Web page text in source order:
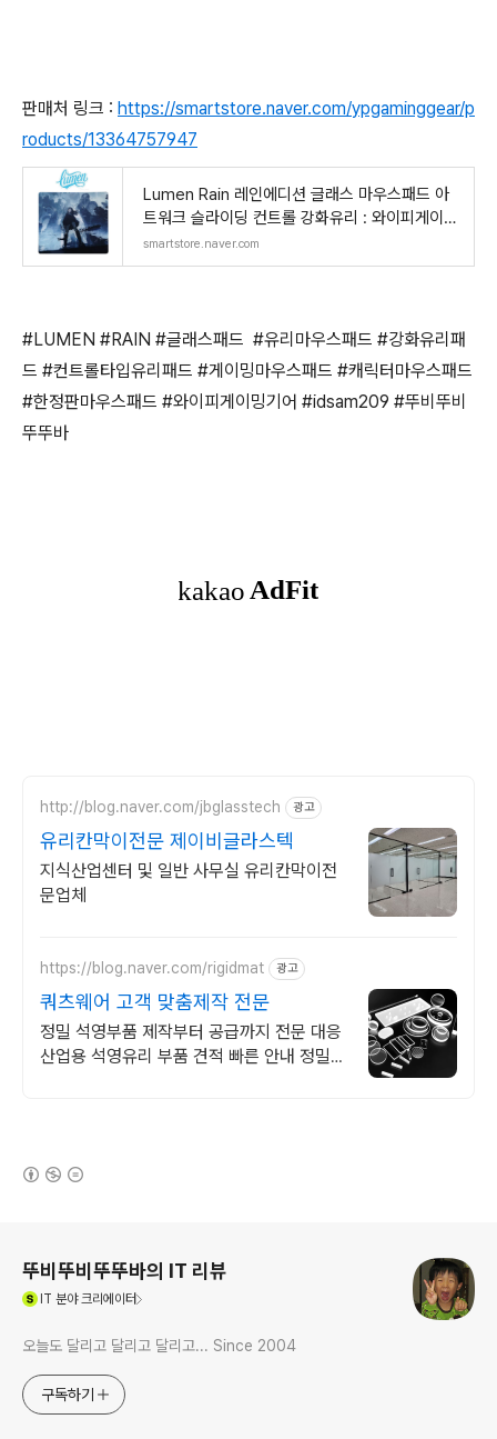
판매처 링크 : https://smartstore.naver.com/ypgaminggear/p
roducts/13364757947
Lumen Rain 레인에디션 글래스 마우스패드 아
트워크 슬라이딩 컨트롤 강화유리 : 와이피게이밍
기어
smartstore.naver.com
#LUMEN #RAIN #글래스패드 #유리마우스패드 #강화유리패
드 #컨트롤타입유리패드 #게이밍마우스패드 #캐릭터마우스패드
#한정판마우스패드 #와이피게이밍기어 #idsam209 #뚜비뚜비
뚜뚜바
http://blog.naver.com/jbglasstech 광고
유리칸막이전문 제이비글라스텍
지식산업센터 및 일반 사무실 유리칸막이전
문업체
https://blog.naver.com/rigidmat 광고
쿼츠웨어 고객 맞춤제작 전문
정밀 석영부품 제작부터 공급까지 전문 대응
산업용 석영유리 부품 견적 빠른 안내 정밀한
뚜비뚜비뚜뚜바의 IT 리뷰
IT 분야 크리에이터
오늘도 달리고 달리고 달리고... Since 2004
구독하기